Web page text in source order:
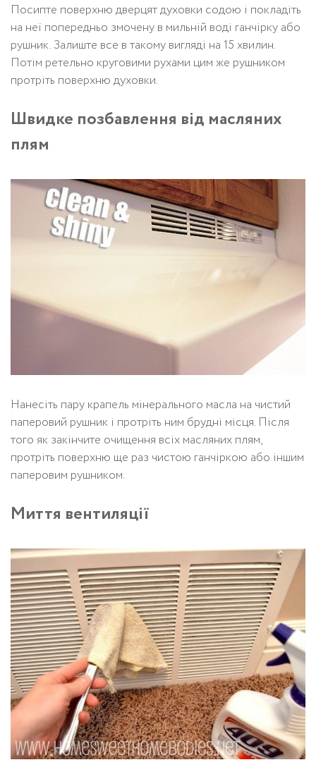
Посипте поверхню дверцят духовки содою і покладіть
на неї попередньо змочену в мильній воді ганчірку або
рушник. Залиште все в такому вигляді на 15 хвилин.
Потім ретельно круговими рухами цим же рушником
протріть поверхню духовки.
Швидке позбавлення від масляних
плям
Нанесіть пару крапель мінерального масла на чистий
паперовий рушник і протріть ним брудні місця. Після
того як закінчите очищення всіх масляних плям,
протріть поверхню ще раз чистою ганчіркою або іншим
паперовим рушником.
Миття вентиляції